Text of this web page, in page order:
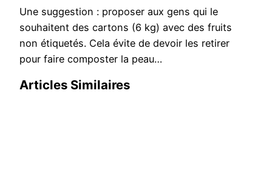
Une suggestion : proposer aux gens qui le
souhaitent des cartons (6 kg) avec des fruits
non étiquetés. Cela évite de devoir les retirer
pour faire composter la peau…
Articles Similaires